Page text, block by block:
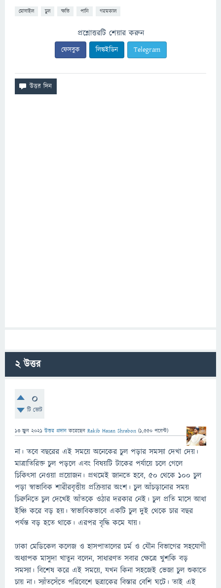
মোবাইল চুল ক্ষতি পানি গরমকাল
প্রশ্নোত্তরটি শেয়ার করুন
ফেসবুক লিঙ্কইডিন Telegram
2উত্তর
0
টি ভোট
13 জুন 2021 উত্তর প্রদান করেছেন Rakib Hasan Shrabon (1,550 পয়েন্ট)
না। তবে বছরের এই সময়ে অনেকের চুল পড়ার সমস্যা দেখা দেয়।
মাত্রাতিরিক্ত চুল পড়লে এবং বিষয়টি টাকের পর্যায়ে চলে গেলে
চিকিৎসা নেওয়া প্রয়োজন। প্রথমেই জানতে হবে, ৫০ থেকে ১০০ চুল
পড়া স্বাভাবিক শারীরবৃত্তীয় প্রক্রিয়ার অংশ। চুল আঁচড়ানোর সময়
চিরুনিতে চুল দেখেই আঁতকে ওঠার দরকার নেই। চুল প্রতি মাসে আধা
ইঞ্চি করে বড় হয়। স্বাভাবিকভাবে একটি চুল দুই থেকে চার বছর
পর্যন্ত বড় হতে থাকে। এরপর বৃদ্ধি কমে যায়।
ঢাকা মেডিকেল কলেজ ও হাসপাতালের চর্ম ও যৌন বিভাগের সহযোগী
অধ্যাপক মাসুদা খাতুন বলেন, সাধারণত সবার ক্ষেত্রে খুশকি বড়
সমস্যা। বিশেষ করে এই সময়ে, যখন কিনা সহজেই ভেজা চুল শুকাতে
চায় না। স্যাঁতসেঁতে পরিবেশে ছত্রাকের বিস্তার বেশি ঘটে। তাই এই